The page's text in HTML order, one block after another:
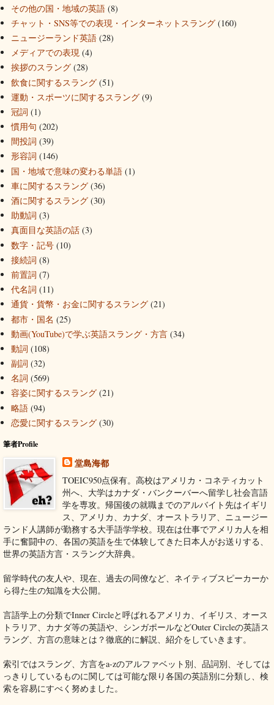
その他の国・地域の英語 (8)
チャット・SNS等での表現・インターネットスラング (160)
ニュージーランド英語 (28)
メディアでの表現 (4)
挨拶のスラング (28)
飲食に関するスラング (51)
運動・スポーツに関するスラング (9)
冠詞 (1)
慣用句 (202)
間投詞 (39)
形容詞 (146)
国・地域で意味の変わる単語 (1)
車に関するスラング (36)
酒に関するスラング (30)
助動詞 (3)
真面目な英語の話 (3)
数字・記号 (10)
接続詞 (8)
前置詞 (7)
代名詞 (11)
通貨・貨幣・お金に関するスラング (21)
都市・国名 (25)
動画(YouTube)で学ぶ英語スラング・方言 (34)
動詞 (108)
副詞 (32)
名詞 (569)
容姿に関するスラング (21)
略語 (94)
恋愛に関するスラング (30)
筆者Profile
堂島海都
TOEIC950点保有。高校はアメリカ・コネティカット
州へ、大学はカナダ・バンクーバーへ留学し社会言語
学を専攻。帰国後の就職までのアルバイト先はイギリ
ス、アメリカ、カナダ、オーストラリア、ニュージー
ランド人講師が勤務する大手語学学校。現在は仕事でアメリカ人を相
手に奮闘中の、各国の英語を生で体験してきた日本人がお送りする、
世界の英語方言・スラング大辞典。
留学時代の友人や、現在、過去の同僚など、ネイティブスピーカーか
ら得た生の知識を大公開。
言語学上の分類でInner Circleと呼ばれるアメリカ、イギリス、オース
トラリア、カナダ等の英語や、シンガポールなどOuter Circleの英語ス
ラング、方言の意味とは？徹底的に解説、紹介をしていきます。
索引ではスラング、方言をa-zのアルファベット別、品詞別、そしては
っきりしているものに関しては可能な限り各国の英語別に分類し、検
索を容易にすべく努めました。